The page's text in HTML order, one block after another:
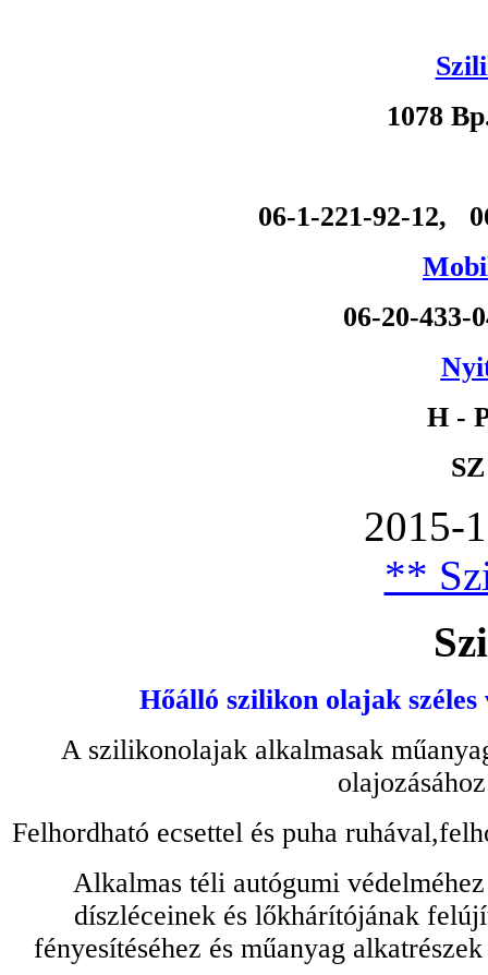
1078
06-1-221-92-12,
06-20-
H -
2015-
**
Hőálló szilikon olajak
A szilikonolajak alkalmasak
Felhordható ecsettel és puha
Alkalmas téli autógumi
díszléceinek és lőkhárítójának
fényesítéséhez és műanyag